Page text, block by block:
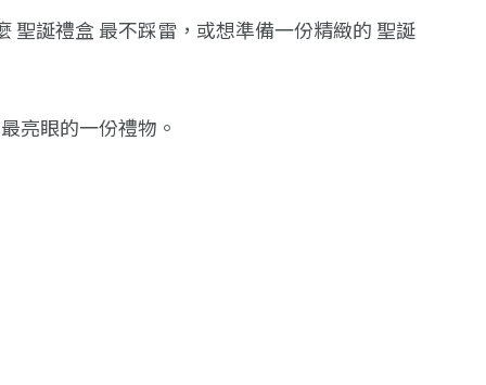
聖誕禮盒 最不踩雷，或想準備一份精緻的 聖誕
亮眼的一份禮物。